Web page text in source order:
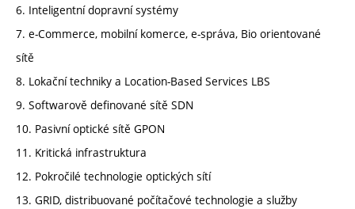
6. Inteligentní dopravní systémy
7. e-Commerce, mobilní komerce, e-správa, Bio orientované
sítě
8. Lokační techniky a Location-Based Services LBS
9. Softwarově definované sítě SDN
10. Pasivní optické sítě GPON
11. Kritická infrastruktura
12. Pokročilé technologie optických sítí
13. GRID, distribuované počítačové technologie a služby